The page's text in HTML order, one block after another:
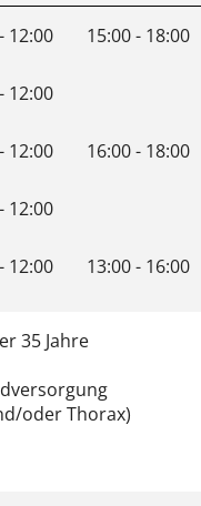
12:00 15:00 - 18:00
12:00
12:00 16:00 - 18:00
12:00
12:00 13:00 - 16:00
35 Jahre
oder Thorax)